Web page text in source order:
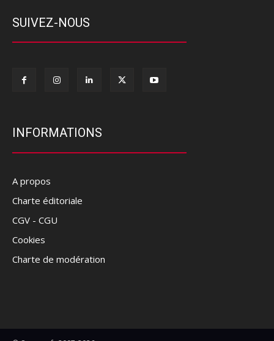
SUIVEZ-NOUS
INFORMATIONS
A propos
Charte éditoriale
CGV - CGU
Cookies
Charte de modération